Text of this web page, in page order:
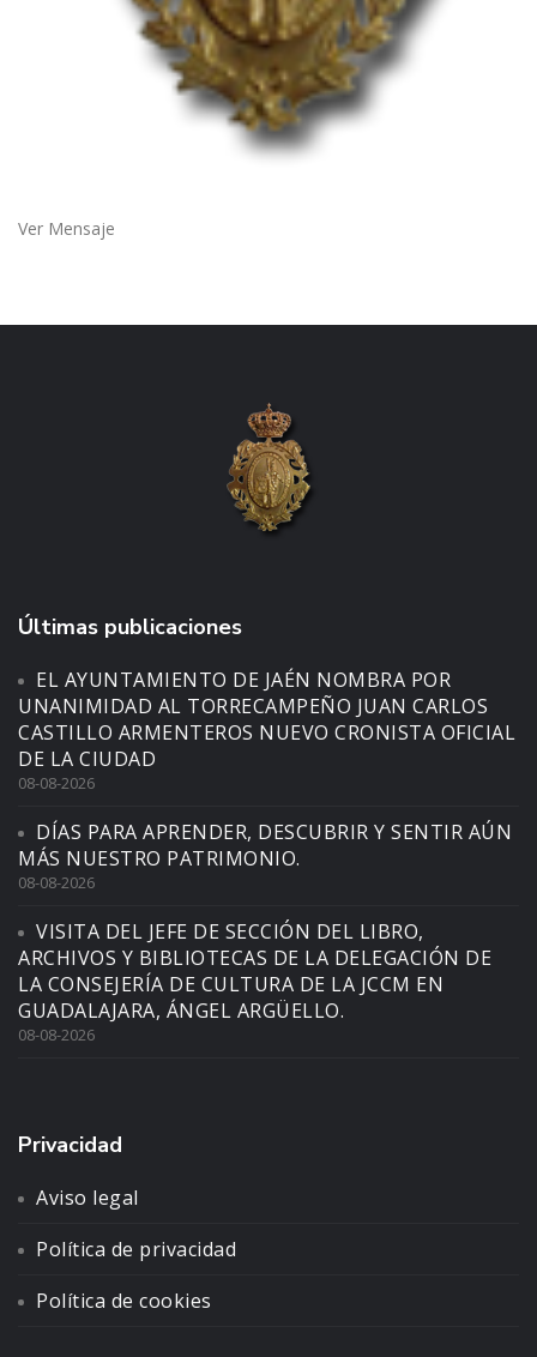
Ver Mensaje
Últimas publicaciones
EL AYUNTAMIENTO DE JAÉN NOMBRA POR
UNANIMIDAD AL TORRECAMPEÑO JUAN CARLOS
CASTILLO ARMENTEROS NUEVO CRONISTA OFICIAL
DE LA CIUDAD
08-08-2026
DÍAS PARA APRENDER, DESCUBRIR Y SENTIR AÚN
MÁS NUESTRO PATRIMONIO.
08-08-2026
VISITA DEL JEFE DE SECCIÓN DEL LIBRO,
ARCHIVOS Y BIBLIOTECAS DE LA DELEGACIÓN DE
LA CONSEJERÍA DE CULTURA DE LA JCCM EN
GUADALAJARA, ÁNGEL ARGÜELLO.
08-08-2026
Privacidad
Aviso legal
Política de privacidad
Política de cookies